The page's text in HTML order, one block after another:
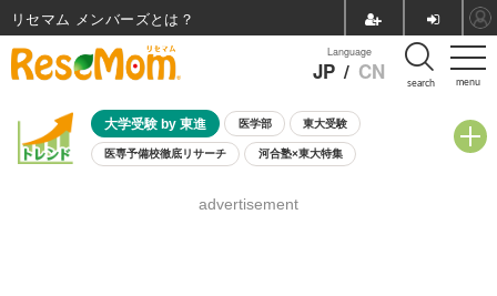
menu
Language
JP / CN search
大学受験 by 東進 医学部 東大受験
医専予備校徹底リサーチ 河合塾×東大特集
8月開催学校説明会・相談会
advertisement
リセマム メンバーズ